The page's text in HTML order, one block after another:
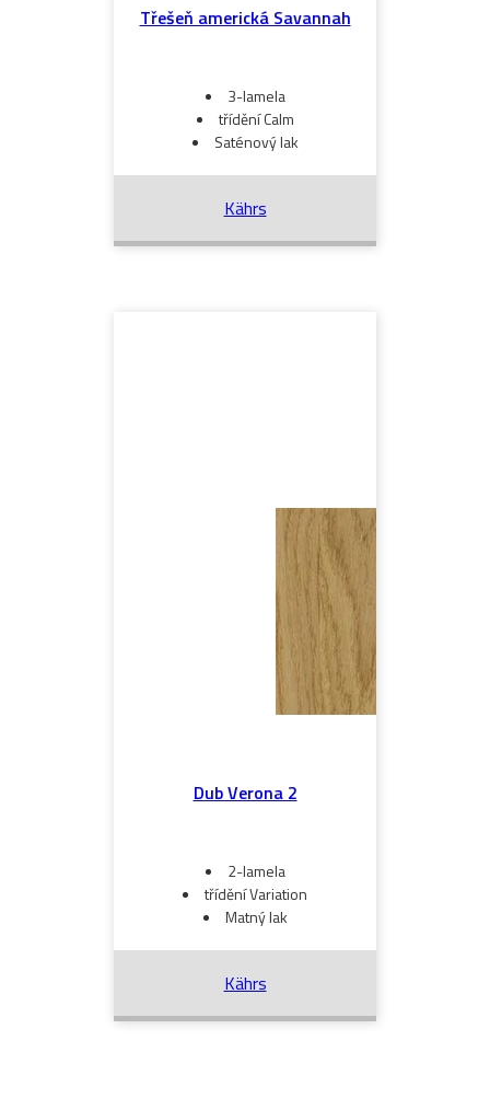
Třešeň americká Savannah
3-lamela
třídění Calm
Saténový lak
Kährs
Dub Verona 2
2-lamela
třídění Variation
Matný lak
Kährs